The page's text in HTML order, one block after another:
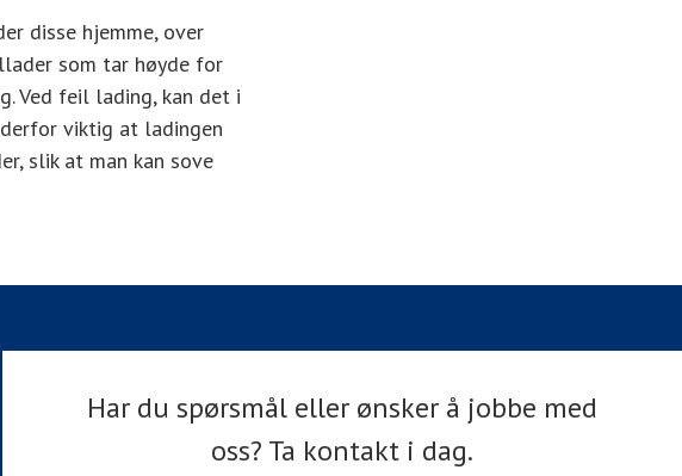
disse hjemme, over
som tar høyde for
Ved feil lading, kan det i
viktig at ladingen
slik at man kan sove
Har du spørsmål eller ønsker å jobbe med
oss? Ta kontakt i dag.